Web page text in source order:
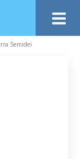
Semidei